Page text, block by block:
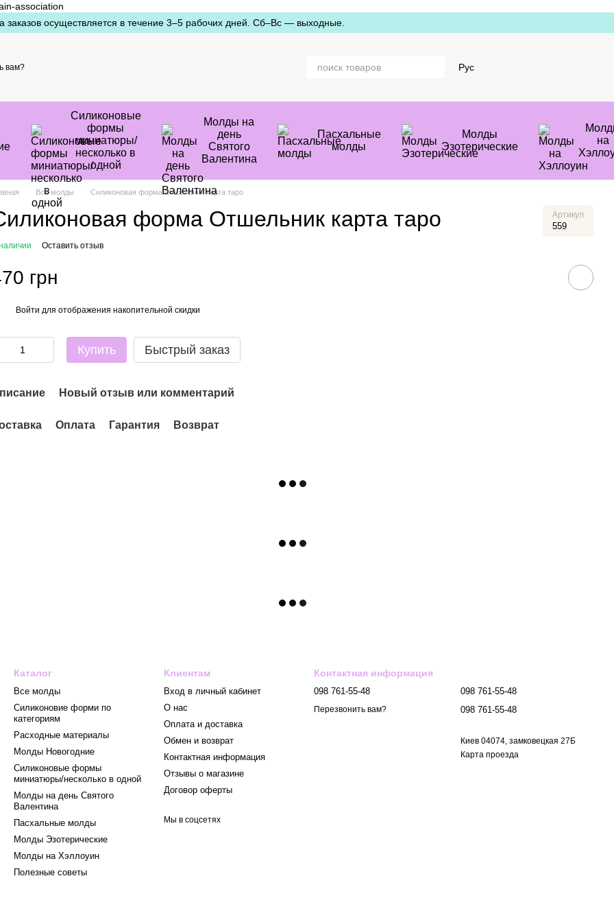
association
заказов осуществляется в течение 3–5 рабочих дней. Сб–Вс — выходные.
вам? Рус
Силиконовые
формы
миниатюры/
несколько в
одной
Молды на
день
Святого
Валентина
Пасхальные
молды
Молды
Эзотерические
на
Все молды Силиконовая форма Отшельник карта таро
форма Отшельник карта таро Артикул
559
Оставить отзыв
грн
Войти для отображения накопительной скидки
Купить Быстрый заказ
Новый отзыв или комментарий
Оплата Гарантия Возврат
Каталог
Все молды
Силиконовие форми по
категориям
Расходные материалы
Mолды Новогодние
Силиконовые формы
миниатюры/несколько в одной
Молды на день Святого
Валентина
Пасхальные молды
Молды Эзотерические
Молды на Хэллоуин
Полезные советы
Клиентам
Вход в личный кабинет
О нас
Оплата и доставка
Обмен и возврат
Контактная информация
Отзывы о магазине
Договор оферты
Мы в соцсетях
Контактная информация
098 761-55-48
Перезвонить вам?
098 761-55-48
098 761-55-48
Киев 04074, замковецкая 27Б
Карта проезда